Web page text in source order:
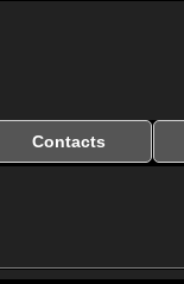
Contacts